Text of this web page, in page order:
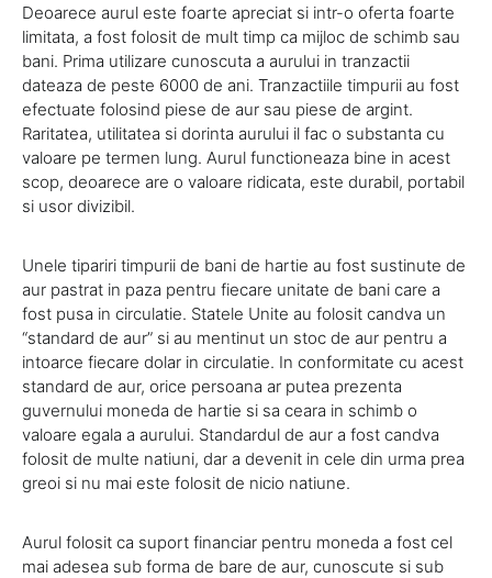
Deoarece aurul este foarte apreciat si intr-o oferta foarte
limitata, a fost folosit de mult timp ca mijloc de schimb sau
bani. Prima utilizare cunoscuta a aurului in tranzactii
dateaza de peste 6000 de ani. Tranzactiile timpurii au fost
efectuate folosind piese de aur sau piese de argint.
Raritatea, utilitatea si dorinta aurului il fac o substanta cu
valoare pe termen lung. Aurul functioneaza bine in acest
scop, deoarece are o valoare ridicata, este durabil, portabil
si usor divizibil.
Unele tipariri timpurii de bani de hartie au fost sustinute de
aur pastrat in paza pentru fiecare unitate de bani care a
fost pusa in circulatie. Statele Unite au folosit candva un
“standard de aur” si au mentinut un stoc de aur pentru a
intoarce fiecare dolar in circulatie. In conformitate cu acest
standard de aur, orice persoana ar putea prezenta
guvernului moneda de hartie si sa ceara in schimb o
valoare egala a aurului. Standardul de aur a fost candva
folosit de multe natiuni, dar a devenit in cele din urma prea
greoi si nu mai este folosit de nicio natiune.
Aurul folosit ca suport financiar pentru moneda a fost cel
mai adesea sub forma de bare de aur, cunoscute si sub